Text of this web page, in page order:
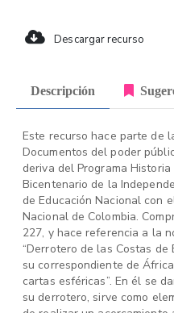
Descargar recurso
Descripción
Este recurso hace parte de
Documentos del poder
deriva del Programa
Bicentenario de la
de Educación Nacional con
Nacional de Colombia.
227, y hace referencia a la
“Derrotero de las Costas
su correspondiente de
cartas esféricas”. En él se
su derrotero, sirve como